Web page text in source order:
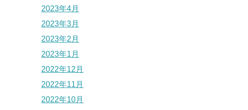
2023年4月
2023年3月
2023年2月
2023年1月
2022年12月
2022年11月
2022年10月